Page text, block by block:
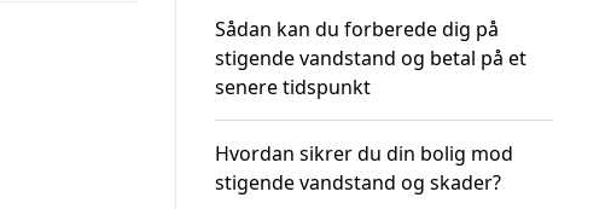
Sådan kan du forberede dig på
stigende vandstand og betal på et
senere tidspunkt
Hvordan sikrer du din bolig mod
stigende vandstand og skader?